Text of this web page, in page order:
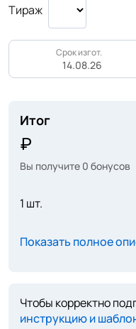
Тираж
Срок изгот.
14.08.26
Итог
Вы получите 0 бонусов
1 шт.
Показать полное
Чтобы корректно
инструкцию и